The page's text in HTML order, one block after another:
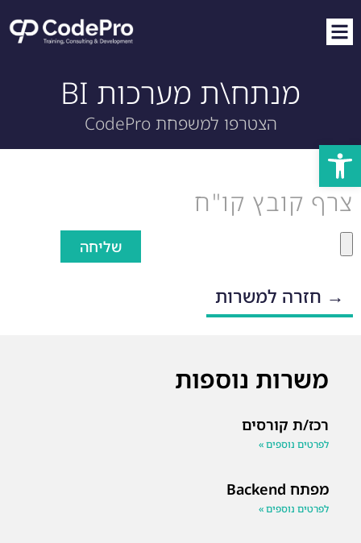
פתח סרגל נגישות
מנתח\ת מערכות BI
הצטרפו למשפחת CodePro
צרף קובץ קו"ח
שליחה
→ חזרה למשרות
משרות נוספות
רכז/ת קורסים
לפרטים נוספים »
מפתח Backend
לפרטים נוספים »